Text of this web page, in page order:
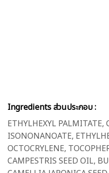
Ingredients ส่วนประกอบ :
ETHYLHEXYL
ISONONANOATE,
OCTOCRYLENE,
CAMPESTRIS SEED OIL,